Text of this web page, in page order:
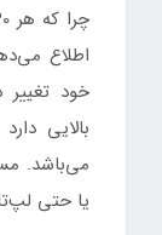
اطلاع
خود
می‌باشد.
یا حتی